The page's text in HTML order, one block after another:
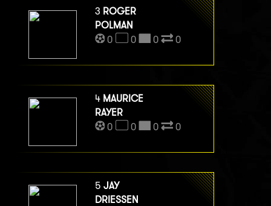
3 ROGER
POLMAN
0
0 0 0
4 MAURICE
RAYER
0
0 0 0
5 JAY
DRIESSEN